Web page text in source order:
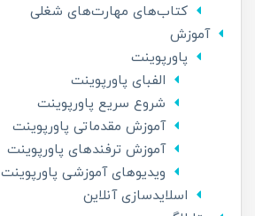
کتاب‌های مهارت‌های شغلی
آموزش
پاورپوینت
الفبای پاورپوینت
شروع سریع پاورپوینت
آموزش مقدماتی پاورپوینت
آموزش ترفندهای پاورپوینت
ویدیوهای آموزشی پاورپوینت
اسلاید‌سازی آنلاین